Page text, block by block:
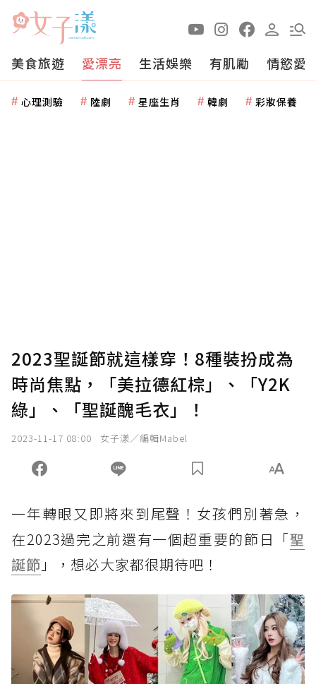
美食旅遊 愛漂亮 生活娛樂 有肌勵 情慾愛
心理測驗 陸劇 星座生肖 韓劇 彩妝保養
2023聖誕節就這樣穿！8種裝扮成為
時尚焦點，「美拉德紅棕」、「Y2K
綠」、「聖誕醜毛衣」！
2023-11-17 08:00 女子漾／編輯Mabel
一年轉眼又即將來到尾聲！女孩們別著急，
在2023過完之前還有一個超重要的節日「聖
誕節 」，想必大家都很期待吧！